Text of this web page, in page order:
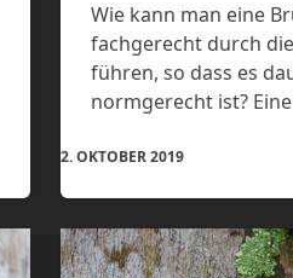
Wie kann man eine
fachgerecht durch
führen, so dass es
normgerecht ist?
2. OKTOBER 2019